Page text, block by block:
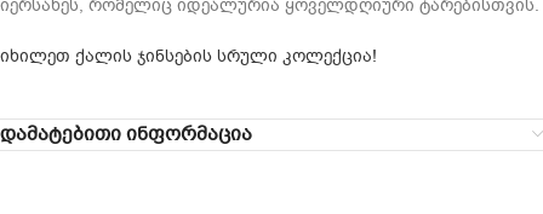
იერსახეს, რომელიც იდეალურია ყოველდღიური ტარებისთვის.
იხილეთ ქალის ჯინსების სრული კოლექცია!
დამატებითი ინფორმაცია